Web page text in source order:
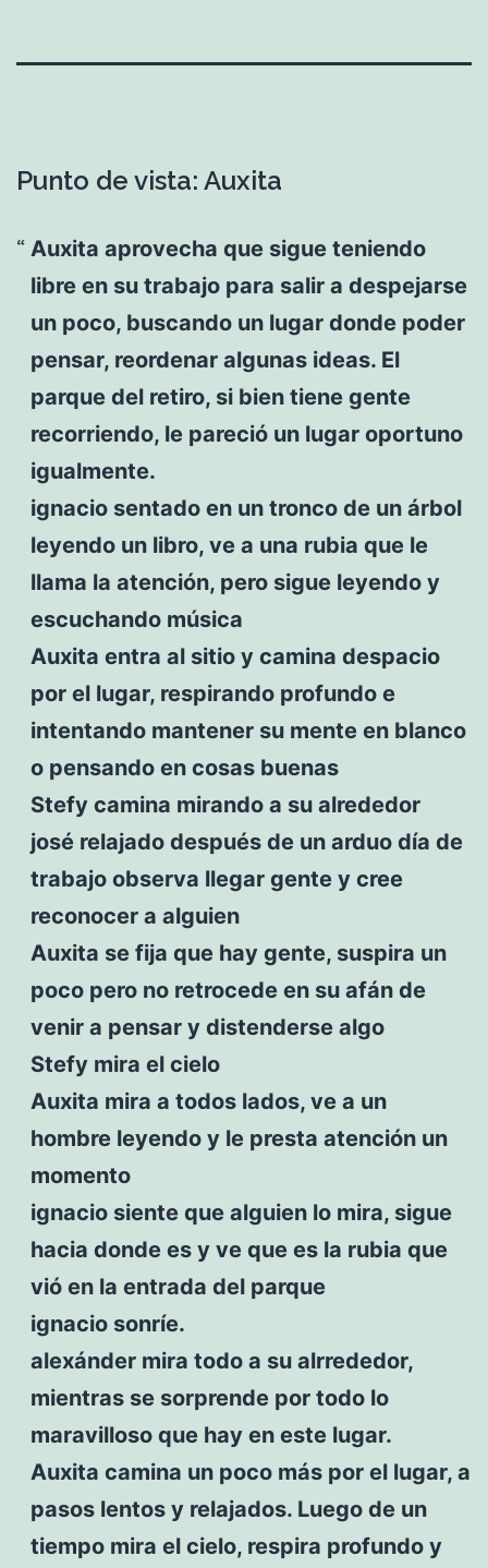
Punto de vista: Auxita
Auxita aprovecha que sigue teniendo
libre en su trabajo para salir a despejarse
un poco, buscando un lugar donde poder
pensar, reordenar algunas ideas. El
parque del retiro, si bien tiene gente
recorriendo, le pareció un lugar oportuno
igualmente.
ignacio sentado en un tronco de un árbol
leyendo un libro, ve a una rubia que le
llama la atención, pero sigue leyendo y
escuchando música
Auxita entra al sitio y camina despacio
por el lugar, respirando profundo e
intentando mantener su mente en blanco
o pensando en cosas buenas
Stefy camina mirando a su alrededor
josé relajado después de un arduo día de
trabajo observa llegar gente y cree
reconocer a alguien
Auxita se fija que hay gente, suspira un
poco pero no retrocede en su afán de
venir a pensar y distenderse algo
Stefy mira el cielo
Auxita mira a todos lados, ve a un
hombre leyendo y le presta atención un
momento
ignacio siente que alguien lo mira, sigue
hacia donde es y ve que es la rubia que
vió en la entrada del parque
ignacio sonríe.
alexánder mira todo a su alrrededor,
mientras se sorprende por todo lo
maravilloso que hay en este lugar.
Auxita camina un poco más por el lugar, a
pasos lentos y relajados. Luego de un
tiempo mira el cielo, respira profundo y